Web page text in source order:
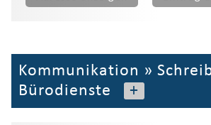
Kommunikation »
Bürodienste
+